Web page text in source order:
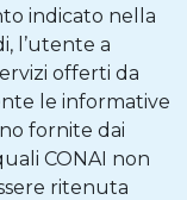
indicato nella
l’utente a
offerti da
le informative
fornite dai
CONAI non
ritenuta